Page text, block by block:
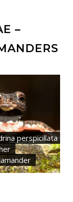
–
perspicillata